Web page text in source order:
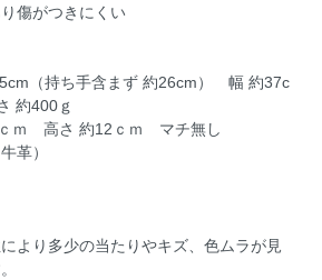
傷がつきにくい
（持ち手含まず 約26cm） 幅 約37c
約400ｇ
ｍ 高さ 約12ｃｍ マチ無し
革）
より多少の当たりやキズ、色ムラが見